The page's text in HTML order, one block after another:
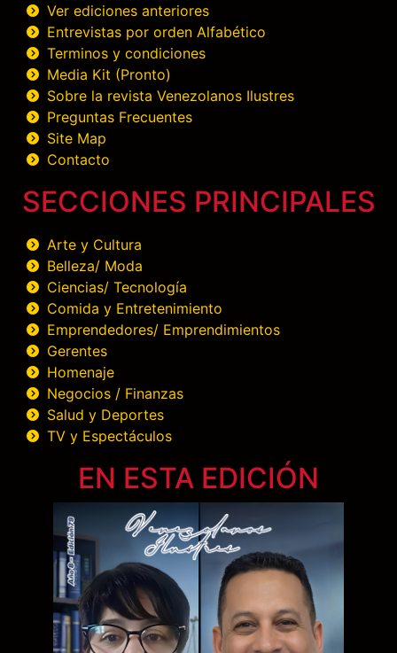
Ver ediciones anteriores
Entrevistas por orden Alfabético
Terminos y condiciones
Media Kit (Pronto)
Sobre la revista Venezolanos Ilustres
Preguntas Frecuentes
Site Map
Contacto
SECCIONES PRINCIPALES
Arte y Cultura
Belleza/ Moda
Ciencias/ Tecnología
Comida y Entretenimiento
Emprendedores/ Emprendimientos
Gerentes
Homenaje
Negocios / Finanzas
Salud y Deportes
TV y Espectáculos
EN ESTA EDICIÓN